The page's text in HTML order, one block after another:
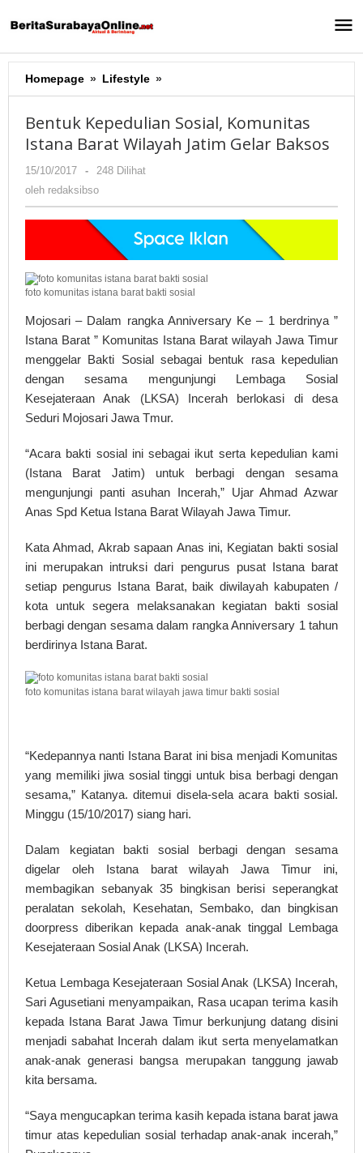
ke
Homepage » Lifestyle »
Kepedulian
Komunitas
Istana
Baksos
Bentuk Kepedulian Sosial, Komunitas
Istana Barat Wilayah Jatim Gelar Baksos
15/10/2017
oleh
redaksibso
-
248 Dilihat
oleh redaksibso
foto komunitas istana barat bakti sosial
Mojosari – Dalam rangka Anniversary Ke – 1 berdrinya ”
Istana Barat ” Komunitas Istana Barat wilayah Jawa Timur
menggelar Bakti Sosial sebagai bentuk rasa kepedulian
dengan sesama mengunjungi Lembaga Sosial
Kesejateraan Anak (LKSA) Incerah berlokasi di desa
Seduri Mojosari Jawa Tmur.
“Acara bakti sosial ini sebagai ikut serta kepedulian kami
(Istana Barat Jatim) untuk berbagi dengan sesama
mengunjungi panti asuhan Incerah,” Ujar Ahmad Azwar
Anas Spd Ketua Istana Barat Wilayah Jawa Timur.
Kata Ahmad, Akrab sapaan Anas ini, Kegiatan bakti sosial
ini merupakan intruksi dari pengurus pusat Istana barat
setiap pengurus Istana Barat, baik diwilayah kabupaten /
kota untuk segera melaksanakan kegiatan bakti sosial
berbagi dengan sesama dalam rangka Anniversary 1 tahun
berdirinya Istana Barat.
foto komunitas istana barat wilayah jawa timur bakti sosial
“Kedepannya nanti Istana Barat ini bisa menjadi Komunitas
yang memiliki jiwa sosial tinggi untuk bisa berbagi dengan
sesama,” Katanya. ditemui disela-sela acara bakti sosial.
Minggu (15/10/2017) siang hari.
Dalam kegiatan bakti sosial berbagi dengan sesama
digelar oleh Istana barat wilayah Jawa Timur ini,
membagikan sebanyak 35 bingkisan berisi seperangkat
peralatan sekolah, Kesehatan, Sembako, dan bingkisan
doorpress diberikan kepada anak-anak tinggal Lembaga
Kesejateraan Sosial Anak (LKSA) Incerah.
Ketua Lembaga Kesejateraan Sosial Anak (LKSA) Incerah,
Sari Agusetiani menyampaikan, Rasa ucapan terima kasih
kepada Istana Barat Jawa Timur berkunjung datang disini
menjadi sabahat Incerah dalam ikut serta menyelamatkan
anak-anak generasi bangsa merupakan tanggung jawab
kita bersama.
“Saya mengucapkan terima kasih kepada istana barat jawa
timur atas kepedulian sosial terhadap anak-anak incerah,”